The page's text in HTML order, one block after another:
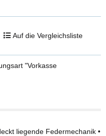
Auf die Vergleichsliste
"Vorkasse
liegende Federmechanik •